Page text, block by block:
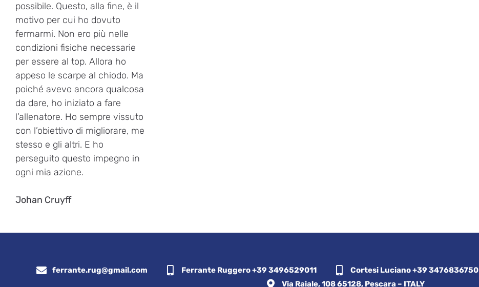
possibile. Questo, alla fine, è il
motivo per cui ho dovuto
fermarmi. Non ero più nelle
condizioni fisiche necessarie
per essere al top. Allora ho
appeso le scarpe al chiodo. Ma
poiché avevo ancora qualcosa
da dare, ho iniziato a fare
l’allenatore. Ho sempre vissuto
con l’obiettivo di migliorare, me
stesso e gli altri. E ho
perseguito questo impegno in
ogni mia azione.
Johan Cruyff
ferrante.rug@gmail.com Ferrante Ruggero +39 3496529011 Cortesi Luciano +39 3476836750
Via Raiale, 108 65128, Pescara – ITALY